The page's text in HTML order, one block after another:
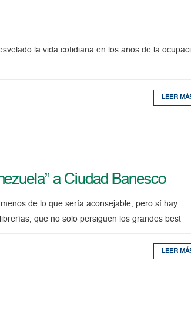
la vida cotidiana en los años de la
LEER
a Ciudad Banesco
de lo que sería aconsejable, pero sí hay
que no solo persiguen los grandes best
LEER